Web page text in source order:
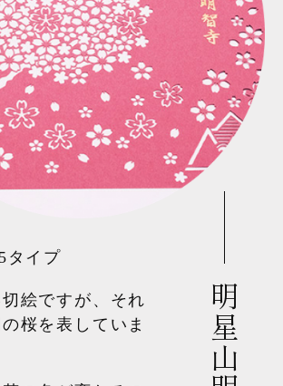
タイプ
絵ですが、それ
桜を表していま